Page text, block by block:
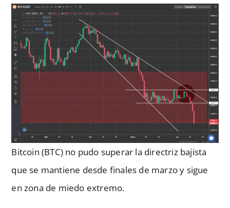
Bitcoin (BTC) no pudo superar la directriz bajista
que se mantiene desde finales de marzo y sigue
en zona de miedo extremo.